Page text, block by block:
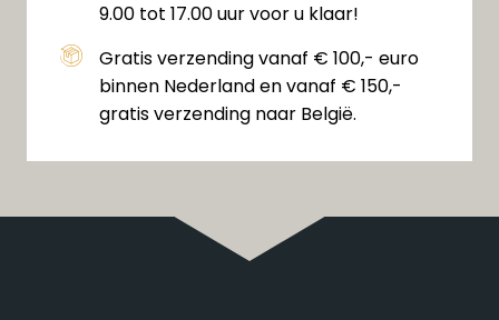
9.00 tot 17.00 uur voor u klaar!
Gratis verzending vanaf € 100,- euro
binnen Nederland en vanaf € 150,-
gratis verzending naar België.